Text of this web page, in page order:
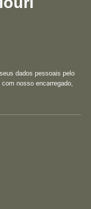
dados pessoais pelo
nosso encarregado,